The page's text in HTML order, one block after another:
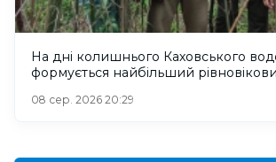
На дні колишнього Каховського
формується найбільший
08 сер. 2026 20:29